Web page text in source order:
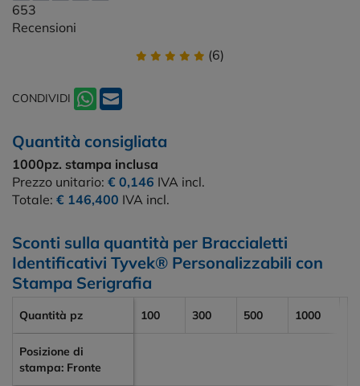
653
Recensioni
(6)
CONDIVIDI
Quantità consigliata
1000pz. stampa inclusa
Prezzo unitario: € 0,146 IVA incl.
Totale: € 146,400 IVA incl.
Sconti sulla quantità per Braccialetti
Identificativi Tyvek® Personalizzabili con
Stampa Serigrafia
Quantità pz 100 300 500 1000
Posizione di
stampa: Fronte